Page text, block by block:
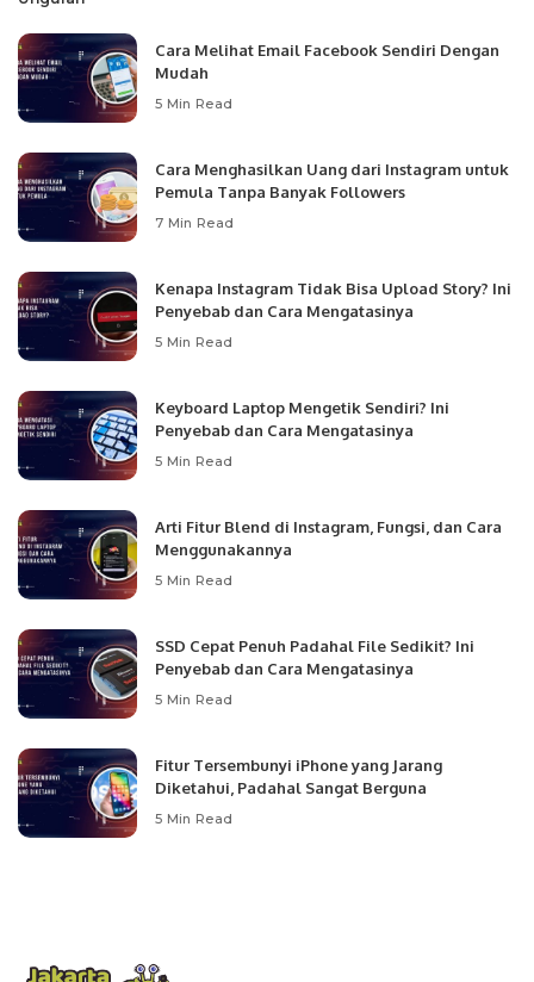
Cara Melihat Email Facebook Sendiri Dengan
Mudah
5 Min Read
Cara Menghasilkan Uang dari Instagram untuk
Pemula Tanpa Banyak Followers
7 Min Read
Kenapa Instagram Tidak Bisa Upload Story? Ini
Penyebab dan Cara Mengatasinya
5 Min Read
Keyboard Laptop Mengetik Sendiri? Ini
Penyebab dan Cara Mengatasinya
5 Min Read
Arti Fitur Blend di Instagram, Fungsi, dan Cara
Menggunakannya
5 Min Read
SSD Cepat Penuh Padahal File Sedikit? Ini
Penyebab dan Cara Mengatasinya
5 Min Read
Fitur Tersembunyi iPhone yang Jarang
Diketahui, Padahal Sangat Berguna
5 Min Read